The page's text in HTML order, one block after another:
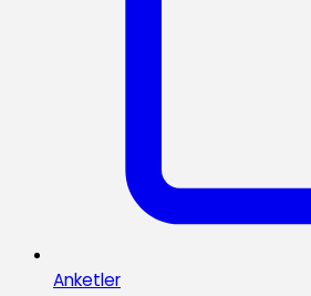
Anketler